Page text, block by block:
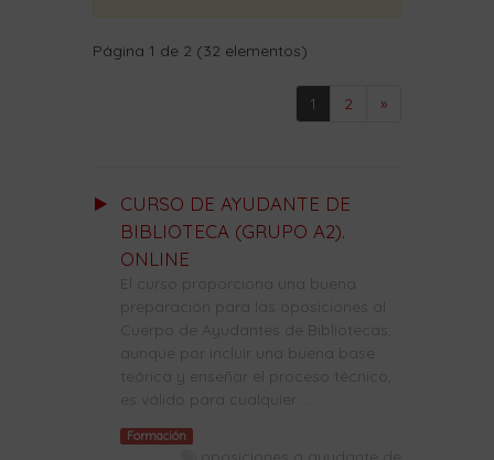
Página 1 de 2 (32 elementos)
1 2 »
CURSO DE AYUDANTE DE
BIBLIOTECA (GRUPO A2).
ONLINE
El curso proporciona una buena
preparación para las oposiciones al
Cuerpo de Ayudantes de Bibliotecas,
aunque por incluir una buena base
teórica y enseñar el proceso técnico,
es válido para cualquier ...
Formación